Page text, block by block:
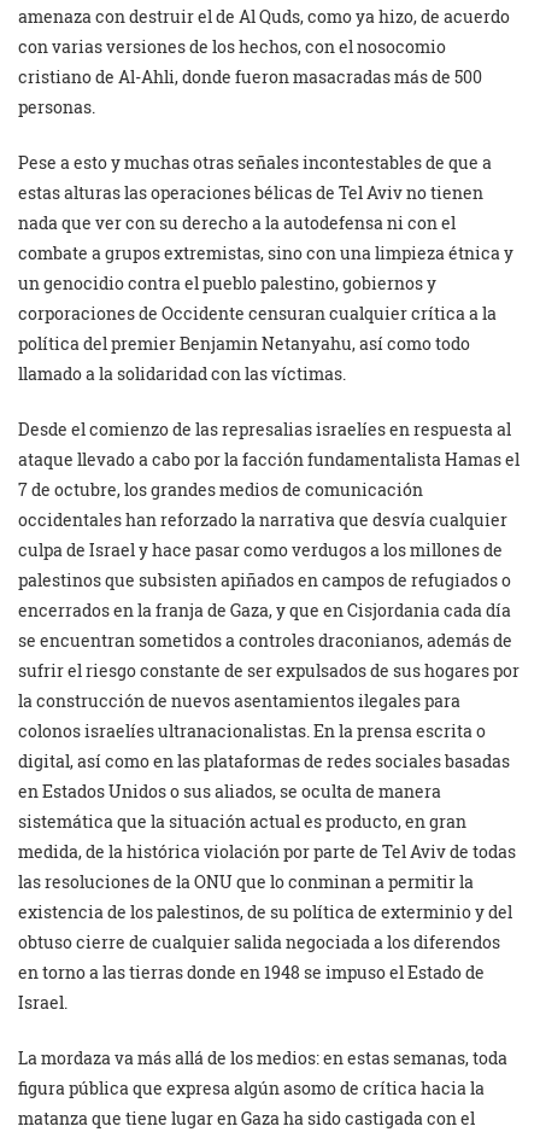
amenaza con destruir el de Al Quds, como ya hizo, de acuerdo
con varias versiones de los hechos, con el nosocomio
cristiano de Al-Ahli, donde fueron masacradas más de 500
personas.
Pese a esto y muchas otras señales incontestables de que a
estas alturas las operaciones bélicas de Tel Aviv no tienen
nada que ver con su derecho a la autodefensa ni con el
combate a grupos extremistas, sino con una limpieza étnica y
un genocidio contra el pueblo palestino, gobiernos y
corporaciones de Occidente censuran cualquier crítica a la
política del premier Benjamin Netanyahu, así como todo
llamado a la solidaridad con las víctimas.
Desde el comienzo de las represalias israelíes en respuesta al
ataque llevado a cabo por la facción fundamentalista Hamas el
7 de octubre, los grandes medios de comunicación
occidentales han reforzado la narrativa que desvía cualquier
culpa de Israel y hace pasar como verdugos a los millones de
palestinos que subsisten apiñados en campos de refugiados o
encerrados en la franja de Gaza, y que en Cisjordania cada día
se encuentran sometidos a controles draconianos, además de
sufrir el riesgo constante de ser expulsados de sus hogares por
la construcción de nuevos asentamientos ilegales para
colonos israelíes ultranacionalistas. En la prensa escrita o
digital, así como en las plataformas de redes sociales basadas
en Estados Unidos o sus aliados, se oculta de manera
sistemática que la situación actual es producto, en gran
medida, de la histórica violación por parte de Tel Aviv de todas
las resoluciones de la ONU que lo conminan a permitir la
existencia de los palestinos, de su política de exterminio y del
obtuso cierre de cualquier salida negociada a los diferendos
en torno a las tierras donde en 1948 se impuso el Estado de
Israel.
La mordaza va más allá de los medios: en estas semanas, toda
figura pública que expresa algún asomo de crítica hacia la
matanza que tiene lugar en Gaza ha sido castigada con el